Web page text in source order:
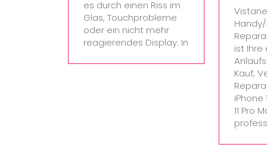
es durch einen Riss im
Glas, Touchprobleme
oder ein nicht mehr
reagierendes Display. In
ist Ihre
Kauf,
iPhone
11 Pro